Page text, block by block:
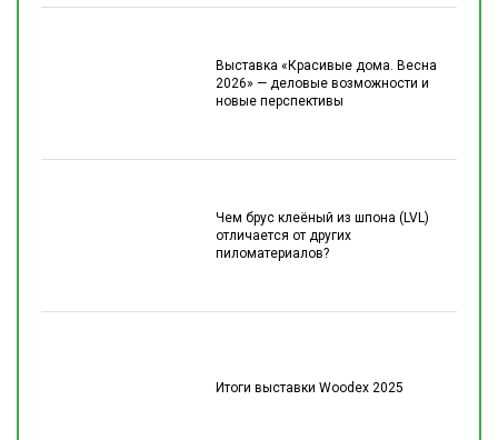
Выставка «Красивые дома. Весна
2026» — деловые возможности и
новые перспективы
Чем брус клеёный из шпона (LVL)
отличается от других
пиломатериалов?
Итоги выставки Woodex 2025